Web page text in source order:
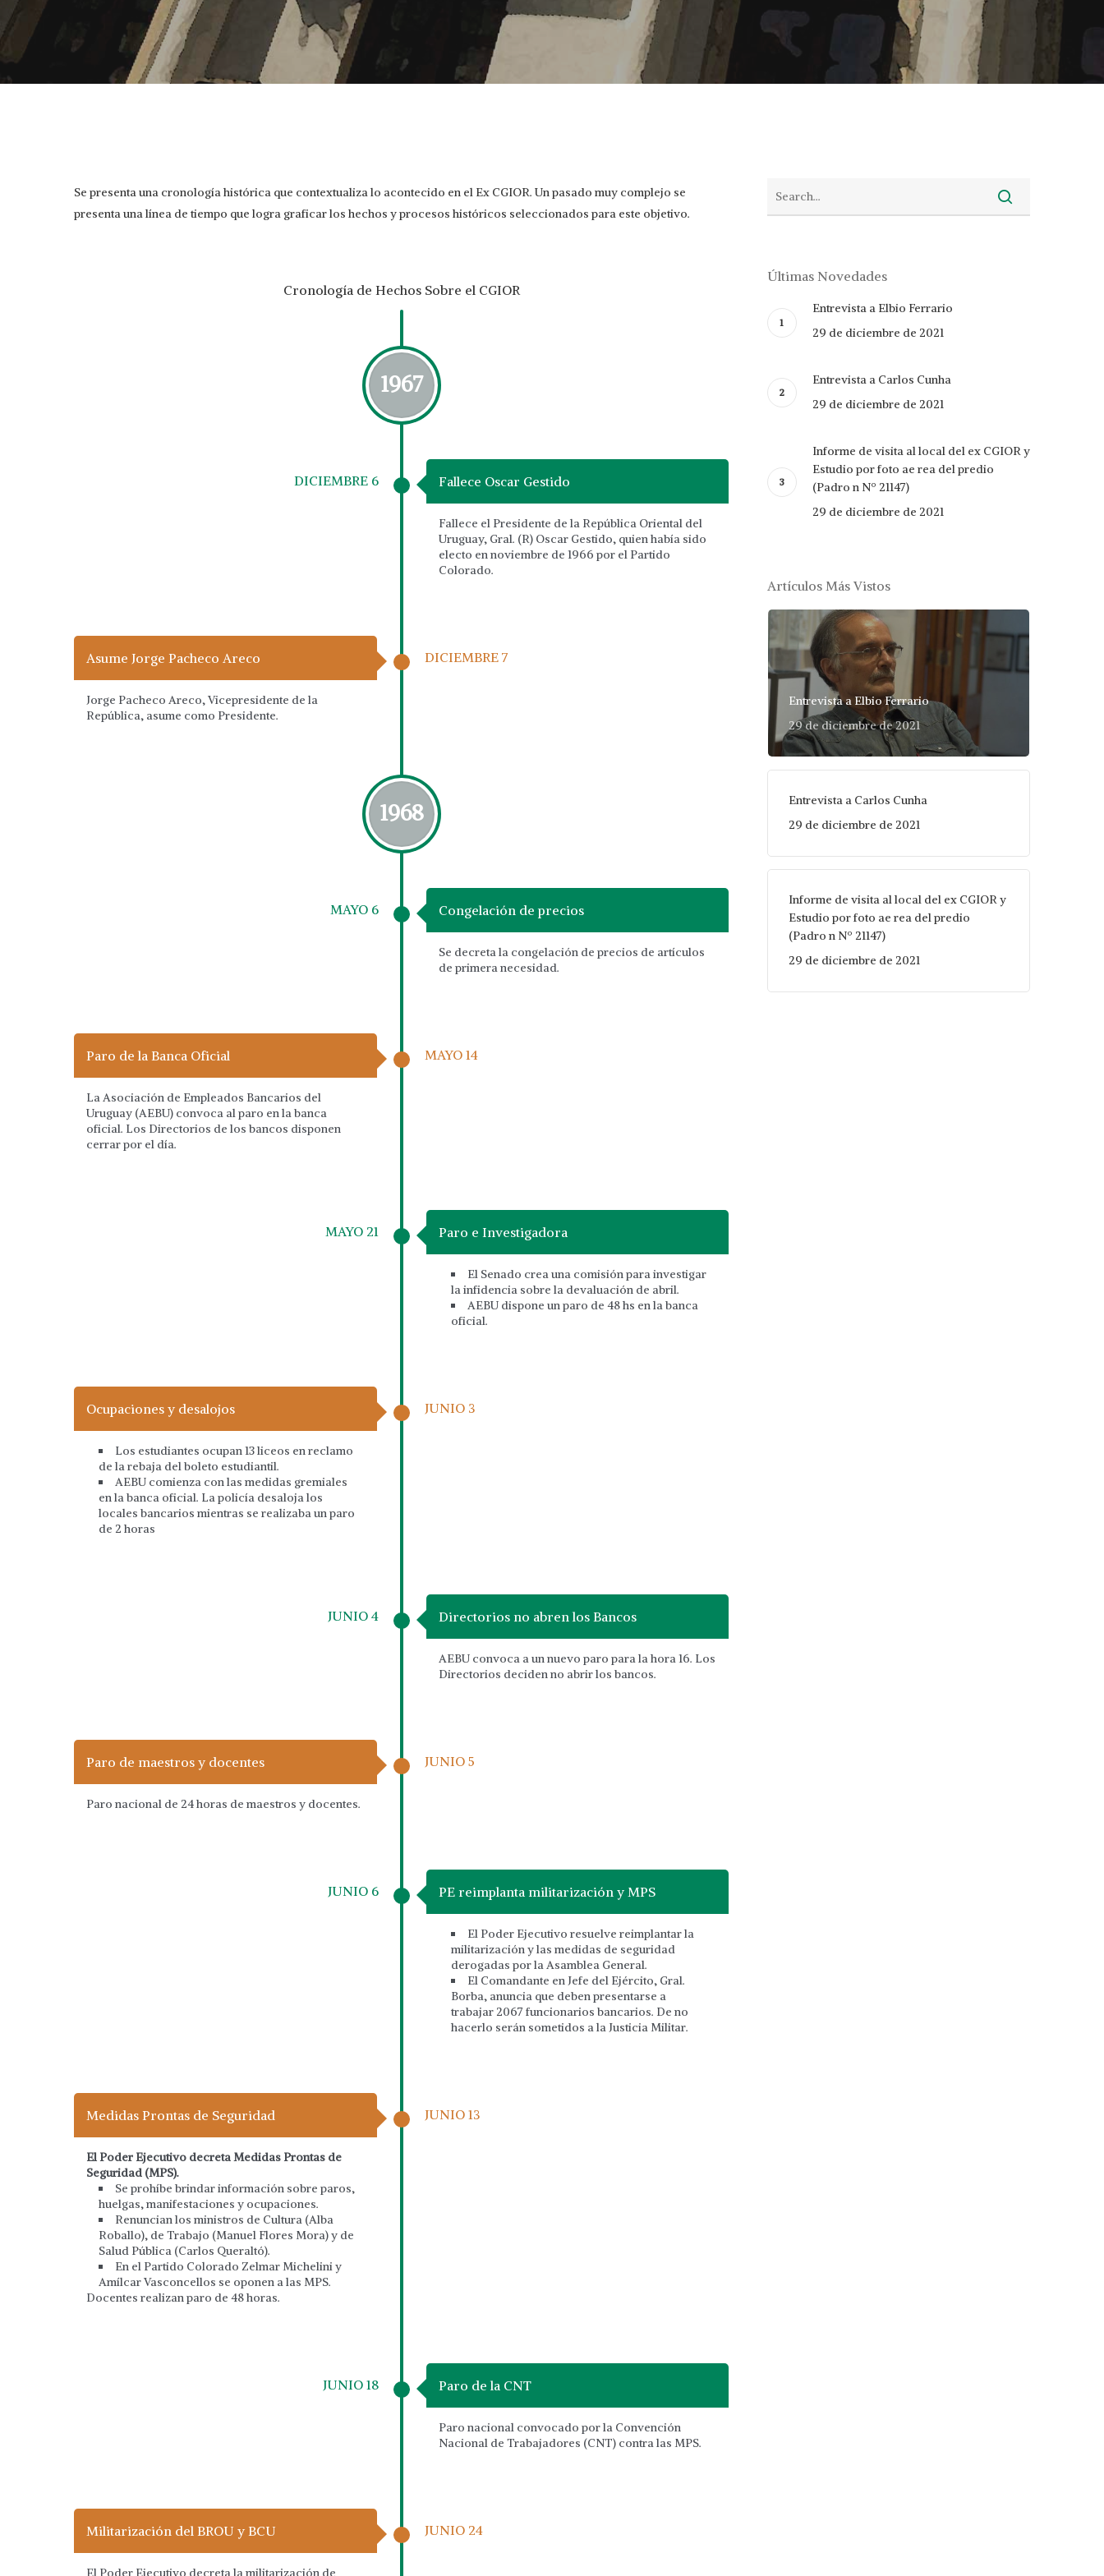
Se presenta una cronología histórica que contextualiza lo acontecido en el Ex CGIOR. Un pasado muy complejo se
presenta una línea de tiempo que logra graficar los hechos y procesos históricos seleccionados para este objetivo.
Cronología de Hechos Sobre el CGIOR
1967
DICIEMBRE 6 Fallece Oscar Gestido
Fallece el Presidente de la República Oriental del
Uruguay, Gral. (R) Oscar Gestido, quien había sido
electo en noviembre de 1966 por el Partido
Colorado.
DICIEMBRE 7
Asume Jorge Pacheco Areco
Jorge Pacheco Areco, Vicepresidente de la
República, asume como Presidente.
1968
MAYO 6 Congelación de precios
Se decreta la congelación de precios de artículos
de primera necesidad.
MAYO 14
Paro de la Banca Oficial
La Asociación de Empleados Bancarios del
Uruguay (AEBU) convoca al paro en la banca
oficial. Los Directorios de los bancos disponen
cerrar por el día.
MAYO 21 Paro e Investigadora
El Senado crea una comisión para investigar
la infidencia sobre la devaluación de abril.
AEBU dispone un paro de 48 hs en la banca
oficial.
JUNIO 3
Ocupaciones y desalojos
Los estudiantes ocupan 13 liceos en reclamo
de la rebaja del boleto estudiantil.
AEBU comienza con las medidas gremiales
en la banca oficial. La policía desaloja los
locales bancarios mientras se realizaba un paro
de 2 horas
JUNIO 4 Directorios no abren los Bancos
AEBU convoca a un nuevo paro para la hora 16. Los
Directorios deciden no abrir los bancos.
JUNIO 5
Paro de maestros y docentes
Paro nacional de 24 horas de maestros y docentes.
JUNIO 6 PE reimplanta militarización y MPS
El Poder Ejecutivo resuelve reimplantar la
militarización y las medidas de seguridad
derogadas por la Asamblea General.
El Comandante en Jefe del Ejército, Gral.
Borba, anuncia que deben presentarse a
trabajar 2067 funcionarios bancarios. De no
hacerlo serán sometidos a la Justicia Militar.
JUNIO 13
Medidas Prontas de Seguridad
El Poder Ejecutivo decreta Medidas Prontas de
Seguridad (MPS).
Se prohíbe brindar información sobre paros,
huelgas, manifestaciones y ocupaciones.
Renuncian los ministros de Cultura (Alba
Roballo), de Trabajo (Manuel Flores Mora) y de
Salud Pública (Carlos Queraltó).
En el Partido Colorado Zelmar Michelini y
Amílcar Vasconcellos se oponen a las MPS.
Docentes realizan paro de 48 horas.
JUNIO 18 Paro de la CNT
Paro nacional convocado por la Convención
Nacional de Trabajadores (CNT) contra las MPS.
JUNIO 24
Militarización del BROU y BCU
El Poder Ejecutivo decreta la militarización de
Últimas Novedades
Entrevista a Elbio Ferrario
29 de diciembre de 2021
Entrevista a Carlos Cunha
29 de diciembre de 2021
Informe de visita al local del ex CGIOR y
Estudio por foto ae rea del predio
(Padro n Nº 21147)
29 de diciembre de 2021
Artículos Más Vistos
Entrevista a Elbio Ferrario
29 de diciembre de 2021
Entrevista a Carlos Cunha
29 de diciembre de 2021
Informe de visita al local del ex CGIOR y
Estudio por foto ae rea del predio
(Padro n Nº 21147)
29 de diciembre de 2021